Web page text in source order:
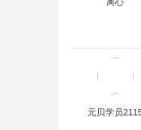
元贝学员